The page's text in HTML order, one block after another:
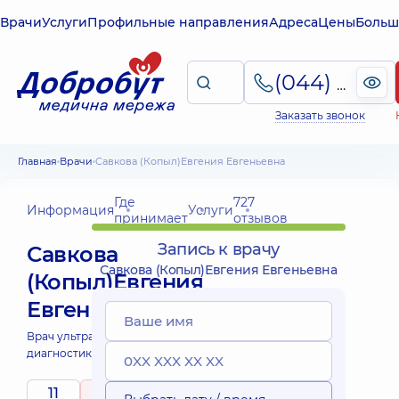
ВрачиУслугиПрофильные направленияАдресаЦены
(044) 495-2-888
Заказать звонок
Главная Врачи Савкова (Копыл)Евгения Евгеньевна
ИнформацияГде
принимаетУслуги727
отзывов
Савкова
(Копыл)Евгения
Евгеньевна
Врач ультразвуковой
диагностики;
11 5 / 5
Запись к врачу
Савкова (Копыл)Евгения Евгеньевна